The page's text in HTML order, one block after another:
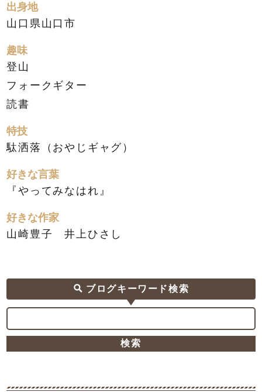
出身地
山口県山口市
趣味
登山
フォークギター
読書
特技
駄洒落（おやじギャグ）
好きな言葉
『やってみなはれ』
好きな作家
山崎豊子 井上ひさし
ブログキーワード検索